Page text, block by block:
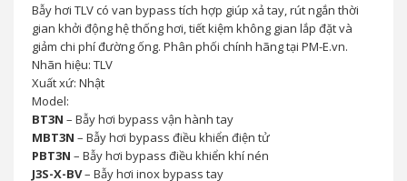
Bẫy hơi TLV có van bypass tích hợp giúp xả tay, rút ngắn thời
gian khởi động hệ thống hơi, tiết kiệm không gian lắp đặt và
giảm chi phí đường ống. Phân phối chính hãng tại PM-E.vn.
Nhãn hiệu: TLV
Xuất xứ: Nhật
Model:
BT3N – Bẫy hơi bypass vận hành tay
MBT3N – Bẫy hơi bypass điều khiển điện tử
PBT3N – Bẫy hơi bypass điều khiển khí nén
J3S-X-BV– Bẫy hơi inox bypass tay